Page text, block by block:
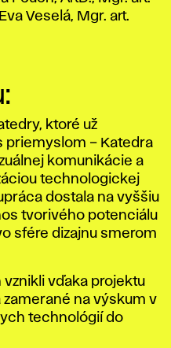
Veselá, Mgr. art.
ktoré už
priemyslom – Katedra
komunikácie a
technologickej
dostala na vyššiu
tvorivého potenciálu
sfére dizajnu smerom
vďaka projektu
na výskum v
technológií do